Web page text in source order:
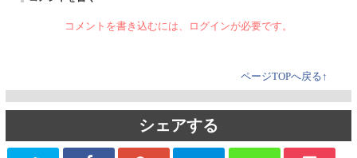
コメントを書き込むには、ログインが必要です。
ページTOPへ戻る↑
シェアする